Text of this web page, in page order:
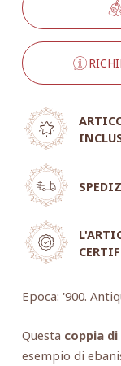
Epoca: '900.
Questa coppia
esempio di